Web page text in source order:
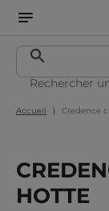
Accueil Credence
HOTTE